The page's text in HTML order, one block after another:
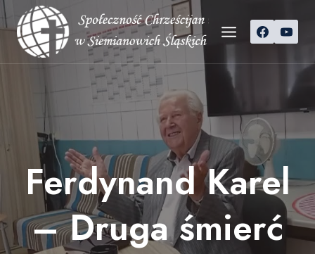
Przejdź
do
treści
Ferdynand Karel
– Druga śmierć